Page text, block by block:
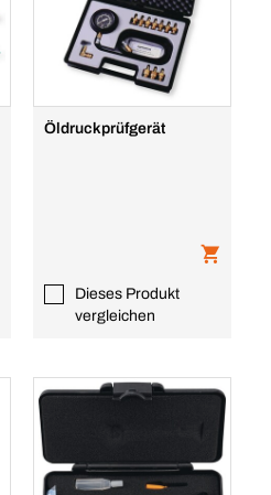
Öldruckprüfgerät
Dieses Produkt
vergleichen